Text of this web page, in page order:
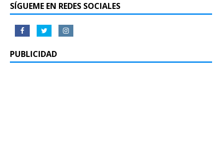
SÍGUEME EN REDES SOCIALES
PUBLICIDAD